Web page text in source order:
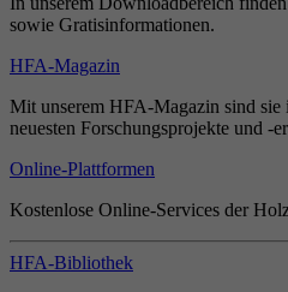
sowie Gratisinformationen.
HFA-Magazin
Mit unserem HFA-Magazin sind sie
neuesten Forschungsprojekte und -
Online-Plattformen
Kostenlose Online-Services der
HFA-Bibliothek